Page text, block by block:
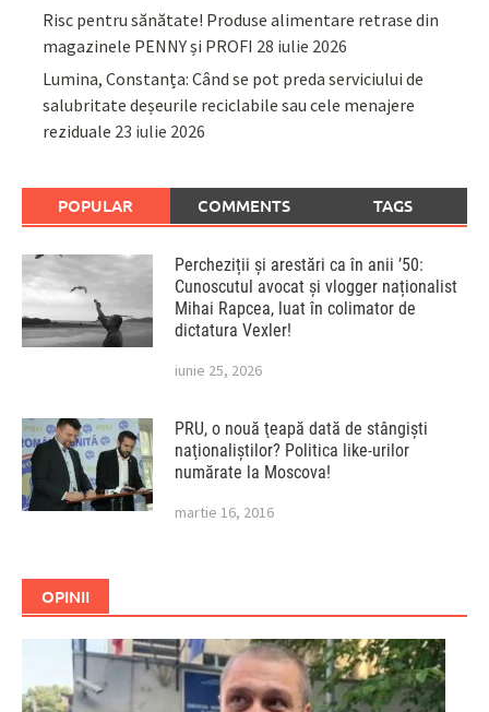
Risc pentru sănătate! Produse alimentare retrase din
magazinele PENNY și PROFI 28 iulie 2026
Lumina, Constanța: Când se pot preda serviciului de
salubritate deșeurile reciclabile sau cele menajere
reziduale 23 iulie 2026
POPULAR COMMENTS TAGS
Percheziții și arestări ca în anii ’50:
Cunoscutul avocat și vlogger naționalist
Mihai Rapcea, luat în colimator de
dictatura Vexler!
iunie 25, 2026
PRU, o nouă ţeapă dată de stângişti
naţionaliştilor? Politica like-urilor
numărate la Moscova!
martie 16, 2016
OPINII